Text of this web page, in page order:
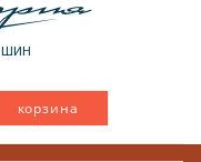
ШИН
корзина